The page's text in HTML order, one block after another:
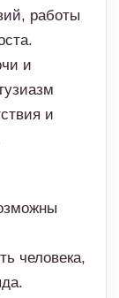
работы
и
и
человека,